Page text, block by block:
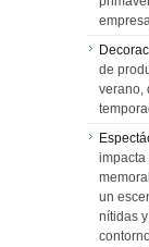
de
verano,
impacta
un
nítidas